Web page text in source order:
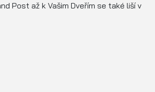
Post až k Vašim Dveřím se také liší v